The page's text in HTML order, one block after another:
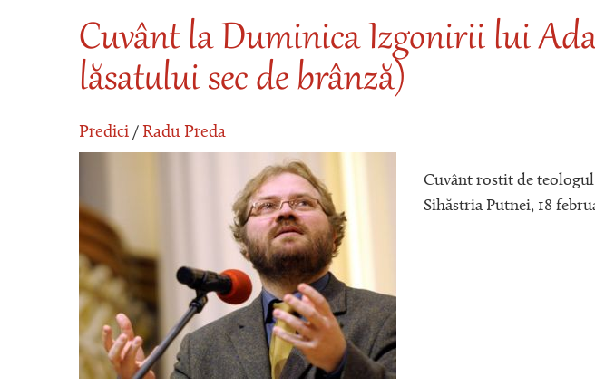
Cuvânt la Duminica Izgonirii lui
lăsatului sec de brânză)
Predici / Radu Preda
Cuvânt rostit de
Sihăstria Putnei, 18